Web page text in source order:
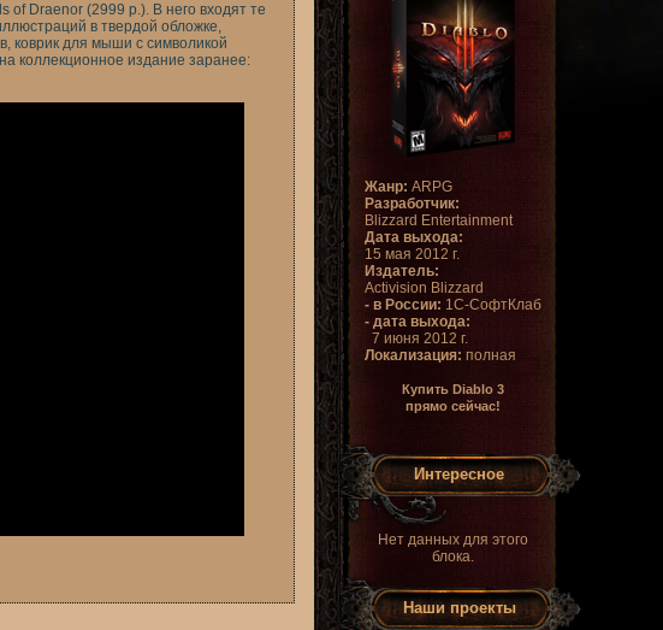
of Draenor (2999 р.). В него входят те
в твердой обложке,
коврик для мыши с символикой
коллекционное издание заранее:
Жанр: ARPG
Разработчик:
Blizzard Entertainment
Дата выхода:
15 мая 2012 г.
Издатель:
Activision Blizzard
- в России: 1С-СофтКлаб
- дата выхода:
7 июня 2012 г.
Локализация: полная
Купить Diablo 3
прямо сейчас!
Интересное
Нет данных для этого
блока.
Наши проекты